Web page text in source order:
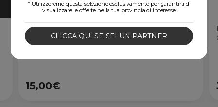
* Utilizzeremo questa selezione esclusivamente per garantirti di
visualizzare le offerte nella tua provincia di interesse
CLICCA QUI SE SEI UN PARTNER
Nintendo eShop Card
Gift Card digitale
15,00€